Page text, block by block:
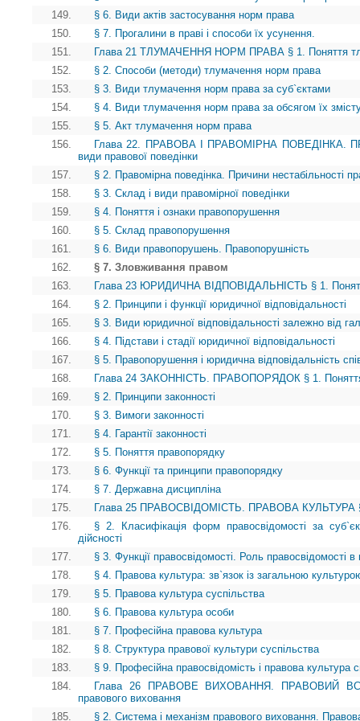
149.
§ 6. Види актів застосування норм права
150.
§ 7. Прогалини в праві і способи їх усунення.
151.
Глава 21 ТЛУМАЧЕННЯ НОРМ ПРАВА § 1. Поняття
152.
§ 2. Способи (методи) тлумачення норм права
153.
§ 3. Види тлумачення норм права за суб`єктами
154.
§ 4. Види тлумачення норм права за обсягом їх
155.
§ 5. Акт тлумачення норм права
156.
Глава 22. ПРАВОВА І ПРАВОМІРНА ПОВЕДІНКА.
види правової поведінки
157.
§ 2. Правомірна поведінка. Причини нестабільності
158.
§ 3. Склад і види правомірної поведінки
159.
§ 4. Поняття і ознаки правопорушення
160.
§ 5. Склад правопорушення
161.
§ 6. Види правопорушень. Правопорушність
162.
§ 7. Зловживання правом
163.
Глава 23 ЮРИДИЧНА ВІДПОВІДАЛЬНІСТЬ § 1. Поняття
164.
§ 2. Принципи і функції юридичної відповідальності
165.
§ 3. Види юридичної відповідальності залежно від
166.
§ 4. Підстави і стадії юридичної відповідальності
167.
§ 5. Правопорушення і юридична відповідальність
168.
Глава 24 ЗАКОННІСТЬ. ПРАВОПОРЯДОК § 1. Поняття
169.
§ 2. Принципи законності
170.
§ 3. Вимоги законності
171.
§ 4. Гарантії законності
172.
§ 5. Поняття правопорядку
173.
§ 6. Функції та принципи правопорядку
174.
§ 7. Державна дисципліна
175.
Глава 25 ПРАВОСВІДОМІСТЬ. ПРАВОВА КУЛЬТУРА §
176.
§ 2. Класифікація форм правосвідомості за
дійсності
177.
§ 3. Функції правосвідомості. Роль правосвідомості в
178.
§ 4. Правова культура: зв`язок із загальною
179.
§ 5. Правова культура суспільства
180.
§ 6. Правова культура особи
181.
§ 7. Професійна правова культура
182.
§ 8. Структура правової культури суспільства
183.
§ 9. Професійна правосвідомість і правова культура
184.
Глава 26 ПРАВОВЕ ВИХОВАННЯ. ПРАВОВИЙ
правового виховання
185.
§ 2. Система і механізм правового виховання.